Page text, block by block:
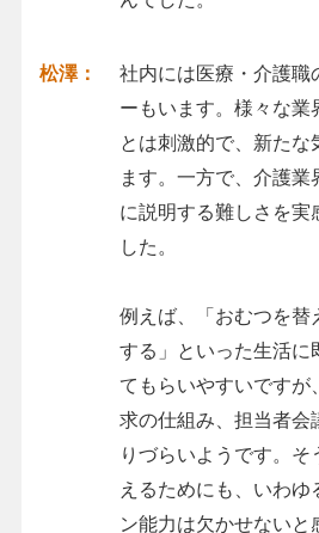
松澤：
社内には医療・介護職
ーもいます。様々な業
とは刺激的で、新たな
ます。一方で、介護
に説明する難しさを実
した。
例えば、「おむつを替
する」といった生活に
てもらいやすいですが
求の仕組み、担当者会
りづらいようです。
えるためにも、いわゆ
ン能力は欠かせないと